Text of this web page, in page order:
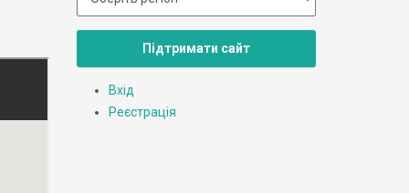
Підтримати сайт
Вхід
Реєстрація